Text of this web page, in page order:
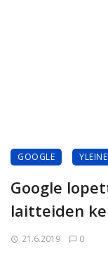
GOOGLE
Google
laitteiden
21.6.2019 0